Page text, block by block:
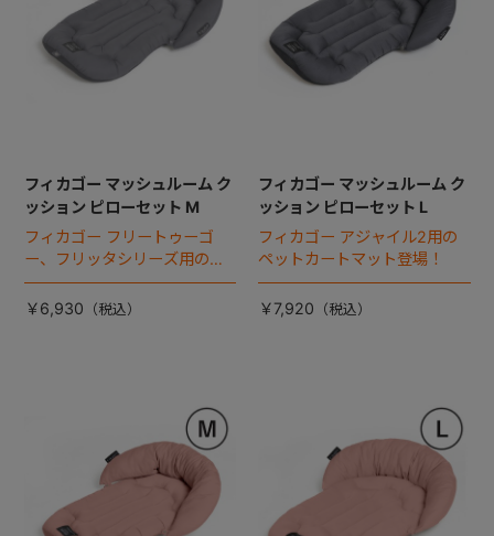
フィカゴー マッシュルーム ク
ッション ピローセット M
フィカゴー フリートゥーゴ
ー、フリッタシリーズ用のペ
ットカートマット登場！
￥6,930
フィカゴー マッシュルーム ク
ッション ピローセット L
フィカゴー アジャイル2用の
ペットカートマット登場！
￥7,920